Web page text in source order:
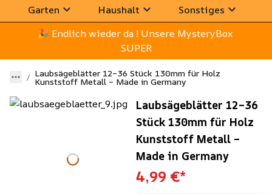
Garten
Haushalt
Sonstiges
🎉 Endlich wieder da ! Unsere MysteryBox
SUPER
Laubsägeblätter 12–36 Stück 130mm für Holz
Kunststoff Metall – Made in Germany
Laubsägeblätter 12–36
Stück 130mm für Holz
Kunststoff Metall –
Made in Germany
4,99 €*